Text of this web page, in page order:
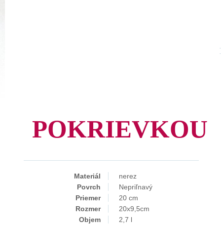
POKRIEVKOU
Materiál
nerez
Povrch
Nepriľnavý
Priemer
20 cm
Rozmer
20x9,5cm
Objem
2,7 l